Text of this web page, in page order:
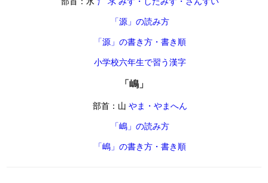
「源」の読み方
「源」の書き方・書き順
小学校六年生で習う漢字
「嶋」
部首：山 やま・やまへん
「嶋」の読み方
「嶋」の書き方・書き順